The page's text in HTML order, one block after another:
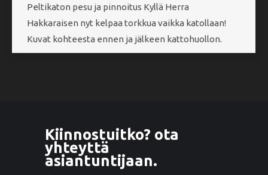
Peltikaton pesu ja pinnoitus Kyllä Herra
Hakkaraisen nyt kelpaa torkkua vaikka katollaan!
Kuvat kohteesta ennen ja jälkeen kattohuollon.
Kiinnostuitko? ota
yhteyttä
asiantuntijaan.